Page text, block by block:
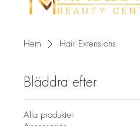
Hem Hair Extensions
Bläddra efter
Alla produkter